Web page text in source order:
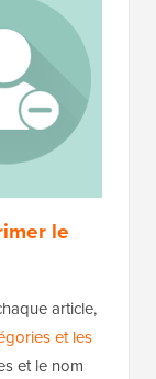
le
article,
et les
et le nom